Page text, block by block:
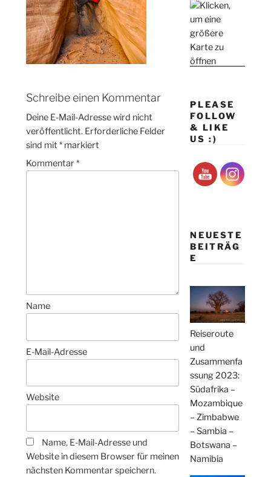
Schreibe einen Kommentar
Deine E-Mail-Adresse wird nicht
veröffentlicht. Erforderliche Felder
sind mit* markiert
Kommentar*
Name
E-Mail-Adresse
Website
Name, E-Mail-Adresse und
Website in diesem Browser für meinen
nächsten Kommentar speichern.
PLEASE
FOLLOW
& LIKE
US :)
NEUESTE
BEITRÄG
E
Reiseroute
und
Zusammenfa
ssung 2023:
Südafrika –
Mozambique
– Zimbabwe
– Sambia –
Botswana –
Namibia